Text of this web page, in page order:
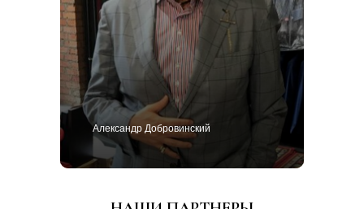
Александр Добровинский